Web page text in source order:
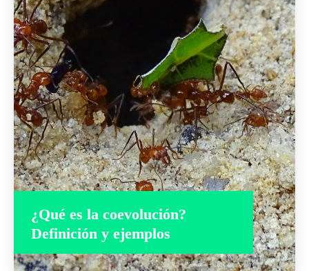
¿Qué es la coevolución?
Definición y ejemplos